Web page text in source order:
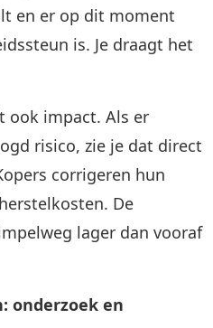
en er op dit moment
is. Je draagt het
ook impact. Als er
risico, zie je dat direct
corrigeren hun
De
lager dan vooraf
onderzoek en